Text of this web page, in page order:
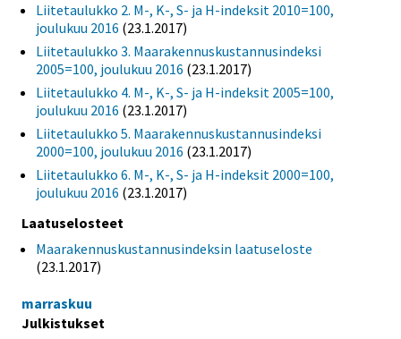
Liitetaulukko 2. M-, K-, S- ja H-indeksit 2010=100,
joulukuu 2016 (23.1.2017)
Liitetaulukko 3. Maarakennuskustannusindeksi
2005=100, joulukuu 2016 (23.1.2017)
Liitetaulukko 4. M-, K-, S- ja H-indeksit 2005=100,
joulukuu 2016 (23.1.2017)
Liitetaulukko 5. Maarakennuskustannusindeksi
2000=100, joulukuu 2016 (23.1.2017)
Liitetaulukko 6. M-, K-, S- ja H-indeksit 2000=100,
joulukuu 2016 (23.1.2017)
Laatuselosteet
Maarakennuskustannusindeksin laatuseloste
(23.1.2017)
marraskuu
Julkistukset